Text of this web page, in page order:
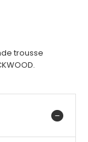
trousse